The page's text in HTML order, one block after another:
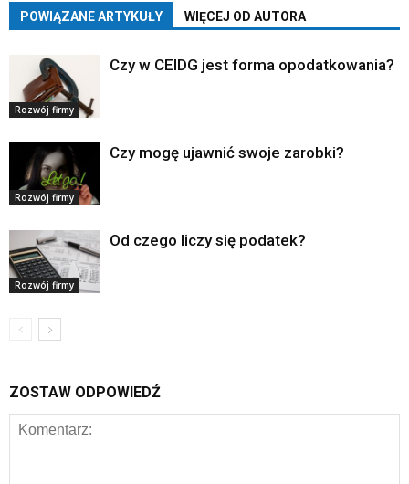
POWIĄZANE ARTYKUŁY WIĘCEJ OD AUTORA
Rozwój firmy
Czy w CEIDG jest forma opodatkowania?
Rozwój firmy
Czy mogę ujawnić swoje zarobki?
Rozwój firmy
Od czego liczy się podatek?
ZOSTAW ODPOWIEDŹ